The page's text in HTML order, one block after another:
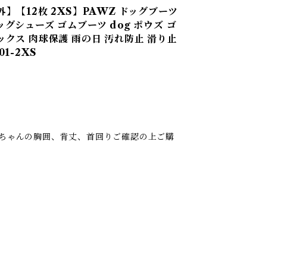
】【12枚 2XS】PAWZ ドッグブーツ
グシューズ ゴムブーツ dog ポウズ ゴ
クス 肉球保護 雨の日 汚れ防止 滑り止
2XS
ゃんの胸囲、背丈、首回りご確認の上ご購